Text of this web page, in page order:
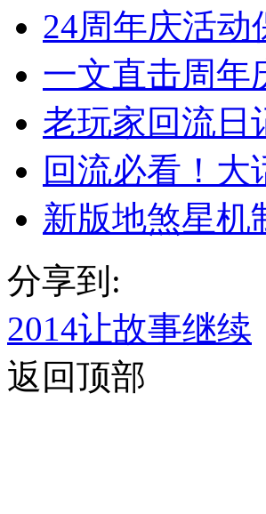
24周年庆活动
一文直击周年
老玩家回流日
回流必看！
新版地煞星机
分享到:
2014让故事继续
返回顶部